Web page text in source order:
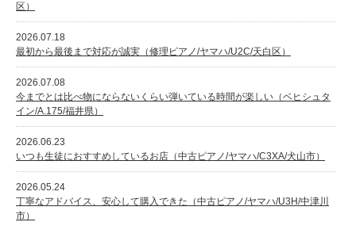
区）
2026.07.18
最初から最後まで対応が誠実（修理ピアノ/ヤマハ/U2C/天白区）
2026.07.08
今までとは比べ物にならないくらい弾いている時間が楽しい（ベヒシュタ
イン/A.175/福井県）
2026.06.23
いつも生徒におすすめしているお店（中古ピアノ/ヤマハ/C3XA/犬山市）
2026.05.24
丁寧なアドバイス、安心して購入できた（中古ピアノ/ヤマハ/U3H/中津川
市）